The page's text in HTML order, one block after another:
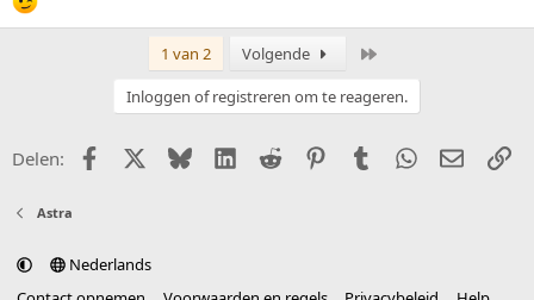
1 van 2 Volgende
Inloggen of registreren om te reageren.
Delen: FacebookX (Twitter)
BlueskyLinkedIn
Reddit PinterestTumblr WhatsApp
E-mail
Astra
Nederlands